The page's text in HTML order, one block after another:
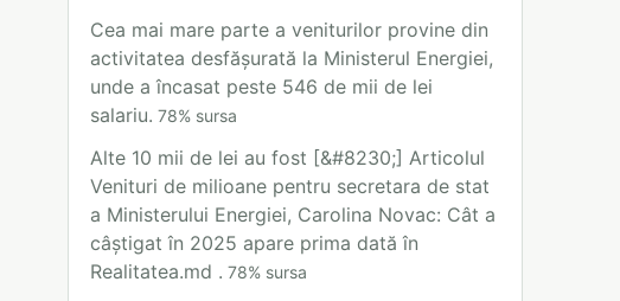
Cea mai mare parte a veniturilor provine din
activitatea desfășurată la Ministerul Energiei,
unde a încasat peste 546 de mii de lei
salariu. 78% sursa
Alte 10 mii de lei au fost [&#8230;] Articolul
Venituri de milioane pentru secretara de stat
a Ministerului Energiei, Carolina Novac: Cât a
câștigat în 2025 apare prima dată în
Realitatea.md . 78% sursa